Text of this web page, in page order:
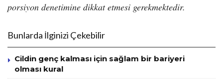
porsiyon denetimine dikkat etmesi gerekmektedir.
Bunlarda İlginizi Çekebilir
Cildin genç kalması için sağlam bir bariyeri
olması kural